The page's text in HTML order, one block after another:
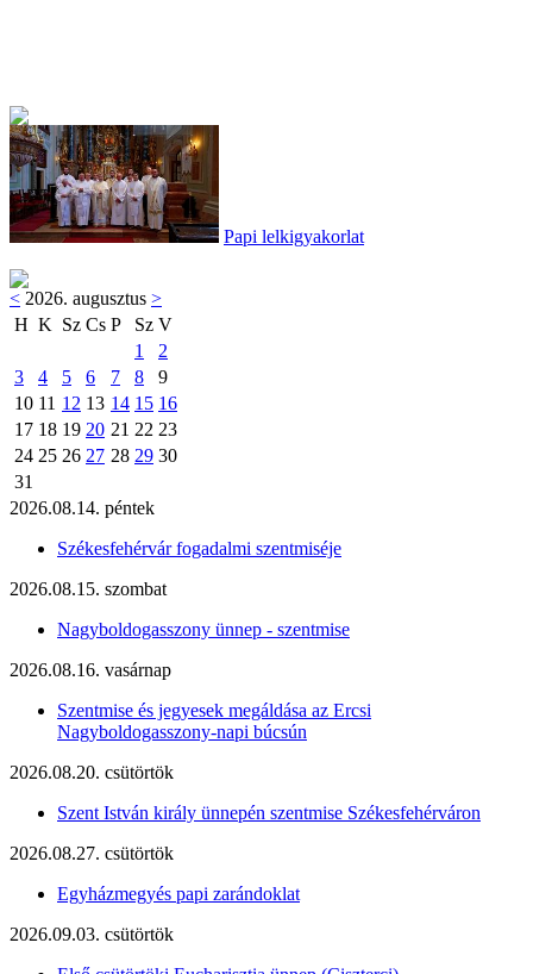
Papi lelkigyakorlat
< 2026. augusztus >
H K Sz Cs P Sz V
1
2
3
4 5 6 7 8
9
10 11 12 13 14 15 16
17 18 19 20 21 22 23
24 25 26 27 28 29 30
31
2026.08.14. péntek
Székesfehérvár fogadalmi szentmiséje
2026.08.15. szombat
Nagyboldogasszony ünnep - szentmise
2026.08.16. vasárnap
Szentmise és jegyesek megáldása az Ercsi
Nagyboldogasszony-napi búcsún
2026.08.20. csütörtök
Szent István király ünnepén szentmise Székesfehérváron
2026.08.27. csütörtök
Egyházmegyés papi zarándoklat
2026.09.03. csütörtök